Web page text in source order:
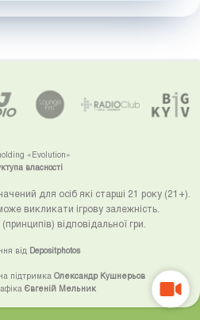
«Evolution»
власності
для осіб які старші 21 року (21+).
викликати ігрову залежність.
відповідальної гри.
від Depositphotos
підтримка Олександр Кушнерьов
Євгеній Мельник